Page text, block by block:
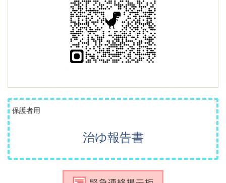
保護者用
治ゆ報告書